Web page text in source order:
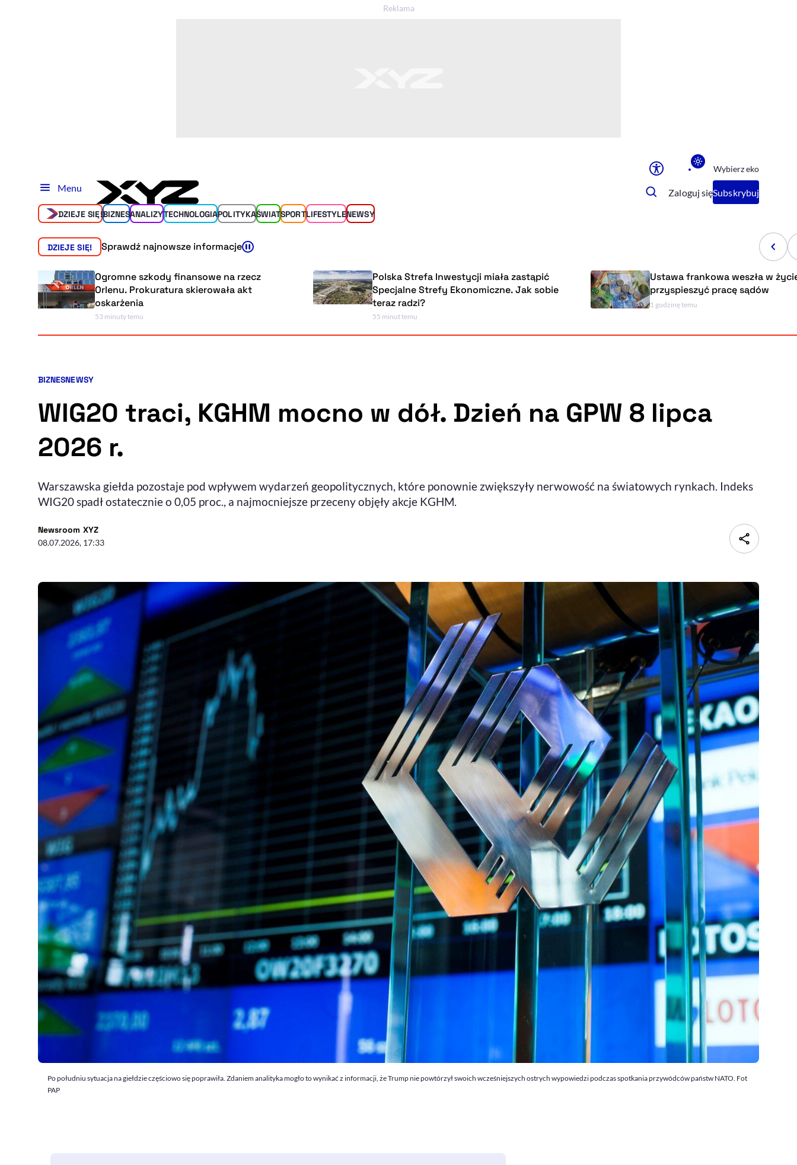
Deklaracja dostępności, otwiera się w nowym oknie
Zgłoś problem
, otwiera się w
Wybierz eko
Menu Zaloguj sięSubskrybuj
DZIEJE SIĘ!BIZNESANALIZYTECHNOLOGIAPOLITYKAŚWIATSPORTLIFESTYLENEWSY
DZIEJE SIĘ! Sprawdź najnowsze informacje
Ogromne szkody finansowe na rzecz
Orlenu. Prokuratura skierowała akt
oskarżenia
53 minuty temu
Polska Strefa Inwestycji miała zastąpić
Specjalne Strefy Ekonomiczne. Jak sobie
teraz radzi?
Ustawa frankowa weszła w życie. Ma
przyspieszyć pracę sądów
1 godzinę temu
Kategorie artykułu:
BIZNESNEWSY
WIG20 traci, KGHM mocno w dół. Dzień na GPW 8 lipca
2026 r.
Warszawska giełda pozostaje pod wpływem wydarzeń geopolitycznych, które ponownie zwiększyły nerwowość na światowych rynkach. Indeks
WIG20 spadł ostatecznie o 0,05 proc., a najmocniejsze przeceny objęły akcje KGHM.
Newsroom XYZ- autor artykułu - profil
08.07.2026, 17:33
Po południu sytuacja na giełdzie częściowo się poprawiła. Zdaniem analityka mogło to wynikać z informacji, że Trump nie powtórzył swoich wcześniejszych ostrych wypowiedzi podczas spotkania przywódców państw NATO. Fot
PAP